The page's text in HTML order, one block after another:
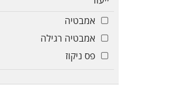
אמבטיה
אמבטיה רגילה
פס ניקוז